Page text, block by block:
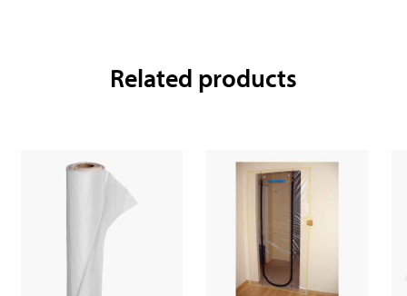
Related products